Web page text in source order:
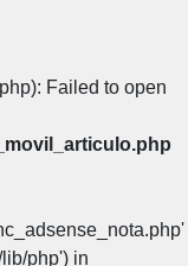
Failed to open
php') in